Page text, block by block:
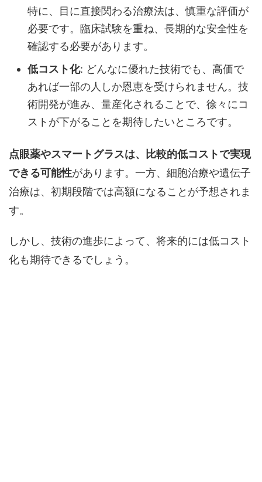
特に、目に直接関わる治療法は、慎重な評価が
必要です。臨床試験を重ね、長期的な安全性を
確認する必要があります。
低コスト化: どんなに優れた技術でも、高価で
あれば一部の人しか恩恵を受けられません。技
術開発が進み、量産化されることで、徐々にコ
ストが下がることを期待したいところです。
点眼薬やスマートグラスは、比較的低コストで実現
できる可能性があります。一方、細胞治療や遺伝子
治療は、初期段階では高額になることが予想されま
す。
しかし、技術の進歩によって、将来的には低コスト
化も期待できるでしょう。